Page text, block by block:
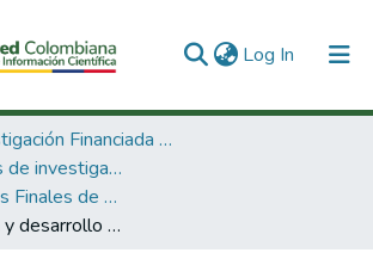
Log In (current)
1. Investigación Financiada con Recursos Públicos
1.1 Productos de investigación
1.1.1. Informes Finales de Proyectos de Investigación
Manifestación y desarrollo del pensamiento matemático informal